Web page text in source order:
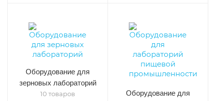
Оборудование для
зерновых лабораторий
10 товаров
Оборудование для